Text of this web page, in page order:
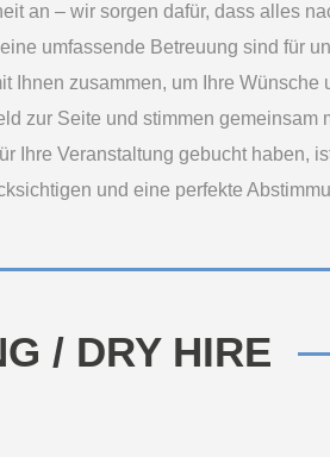
an – wir sorgen dafür, dass alles
umfassende Betreuung sind für
zusammen, um Ihre
zur Seite und stimmen gemeinsam
Ihre Veranstaltung gebucht haben,
und eine perfekte
/ DRY HIRE